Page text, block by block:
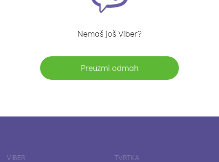
Nemaš još Viber?
Preuzmi odmah
VIBER TVRTKA